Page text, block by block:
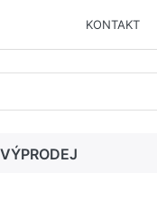
KONTAKT
Stisknutím
VÝPRODEJ